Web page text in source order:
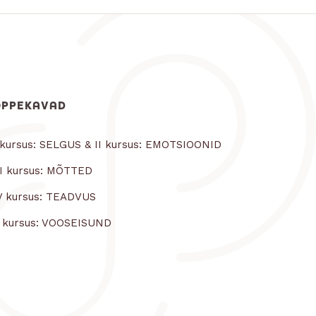
SELGUS & II kursus: EMOTSIOONID
kursus: MÕTTED
kursus: TEADVUS
kursus: VOOSEISUND